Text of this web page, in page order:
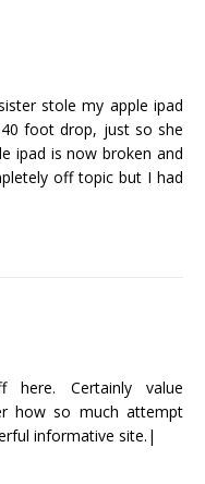
stole my apple ipad
foot drop, just so she
ipad is now broken and
off topic but I had
here. Certainly value
how so much attempt
informative site.|